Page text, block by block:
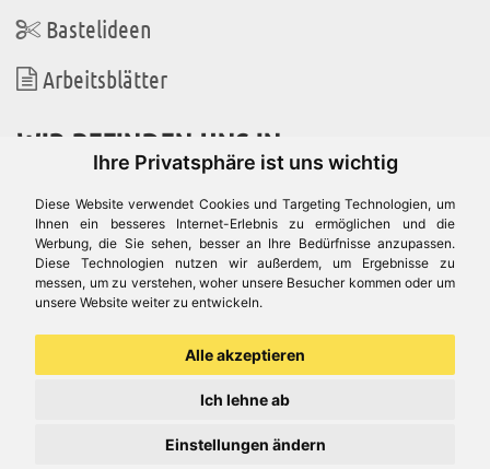
Ihre Privatsphäre ist uns wichtig
Diese Website verwendet Cookies und Targeting Technologien, um
Ihnen ein besseres Internet-Erlebnis zu ermöglichen und die
Werbung, die Sie sehen, besser an Ihre Bedürfnisse anzupassen.
Diese Technologien nutzen wir außerdem, um Ergebnisse zu
messen, um zu verstehen, woher unsere Besucher kommen oder um
unsere Website weiter zu entwickeln.
Alle akzeptieren
Ich lehne ab
Einstellungen ändern
Bastelideen
Arbeitsblätter
WIR BEFINDEN UNS IN
Es gibt uns auch in
© Aduis 1996 - 2026